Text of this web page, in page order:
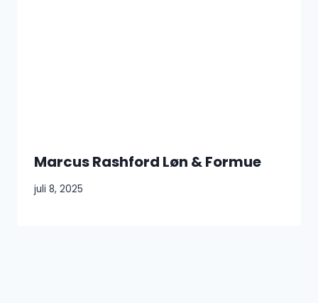
Marcus Rashford Løn & Formue
juli 8, 2025